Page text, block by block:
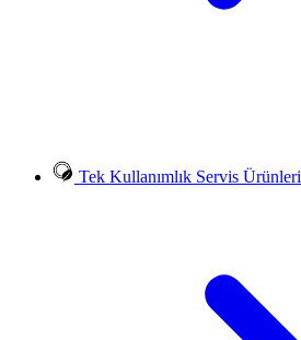
Tek Kullanımlık Servis Ürünleri